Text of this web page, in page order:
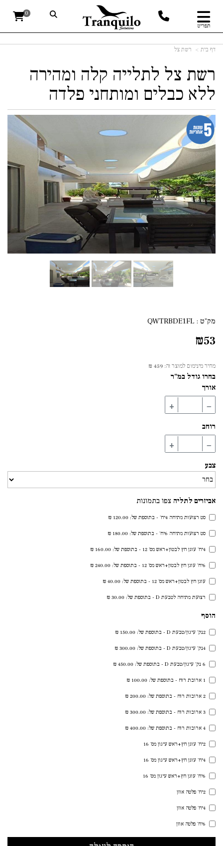
תפריט
0
דף בית רשת צל
רשת צל לתלייה קלה ומהירה
ללא כבלים ומותחני פלדה
מק"ט : QWTRBDE1FL
₪53
מחיר מינימום למוצר זה: 459 ₪
בחרו גודל במ"ר
אורך
−
+
רוחב
−
+
צבע
אביזרים לתליה צפו בתמונות
סט רצועות מתיחה 4יח' - בתוספת של: 120.00 ₪
סט רצועות מתיחה 6יח' - בתוספת של: 180.00 ₪
4יח' עוגן חץ לבטון+ראש מס' 12 - בתוספת של: 160.00 ₪
6יח' עוגן חץ לבטון+ראש מס' 12 - בתוספת של: 240.00 ₪
עוגן חץ לבטון+ראש מס' 12 - בתוספת של: 40.00 ₪
רצועת מתיחה לטבעת D - בתוספת של: 30.00 ₪
הוסף
2נק' עיגון/טבעת D - בתוספת של: 150.00 ₪
4נק' עיגון/טבעת D - בתוספת של: 300.00 ₪
6 נק' עיגון/טבעת D - בתוספת של: 450.00 ₪
1 ארובת רוח - בתוספת של: 100.00 ₪
2 ארובות רוח - בתוספת של: 200.00 ₪
3 ארובות רוח - בתוספת של: 300.00 ₪
4 ארובות רוח - בתוספת של: 400.00 ₪
2יח' עוגן חץ+ראש עיגון מס' 16
4יח' עוגן חץ+ראש עיגון מס' 16
6יח' עוגן חץ+ראש עיגון מס' 16
2יח' פלטה אוזן
4יח' פלטה אוזן
6יח' פלטה אוזן